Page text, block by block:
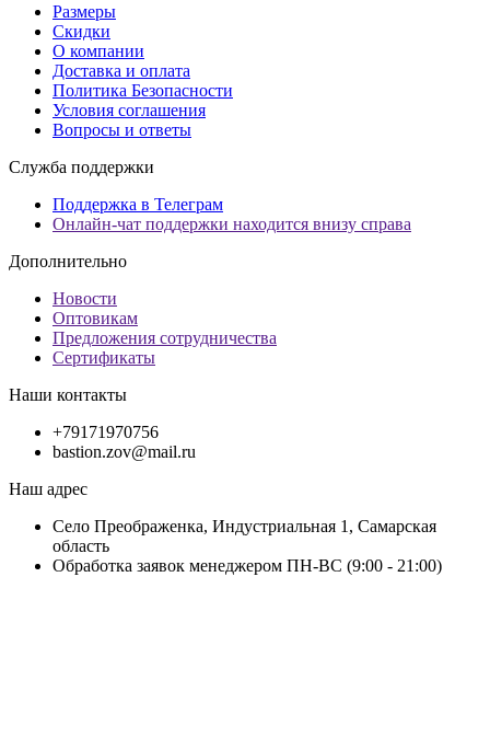
Размеры
Скидки
О компании
Доставка и оплата
Политика Безопасности
Условия соглашения
Вопросы и ответы
Служба поддержки
Поддержка в Телеграм
Онлайн-чат поддержки находится внизу справа
Дополнительно
Новости
Оптовикам
Предложения сотрудничества
Сертификаты
Наши контакты
+79171970756
bastion.zov@mail.ru
Наш адрес
Село Преображенка, Индустриальная 1, Самарская
область
Обработка заявок менеджером ПН-ВС (9:00 - 21:00)